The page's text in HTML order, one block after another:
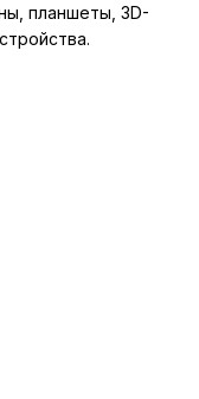
планшеты, 3D-